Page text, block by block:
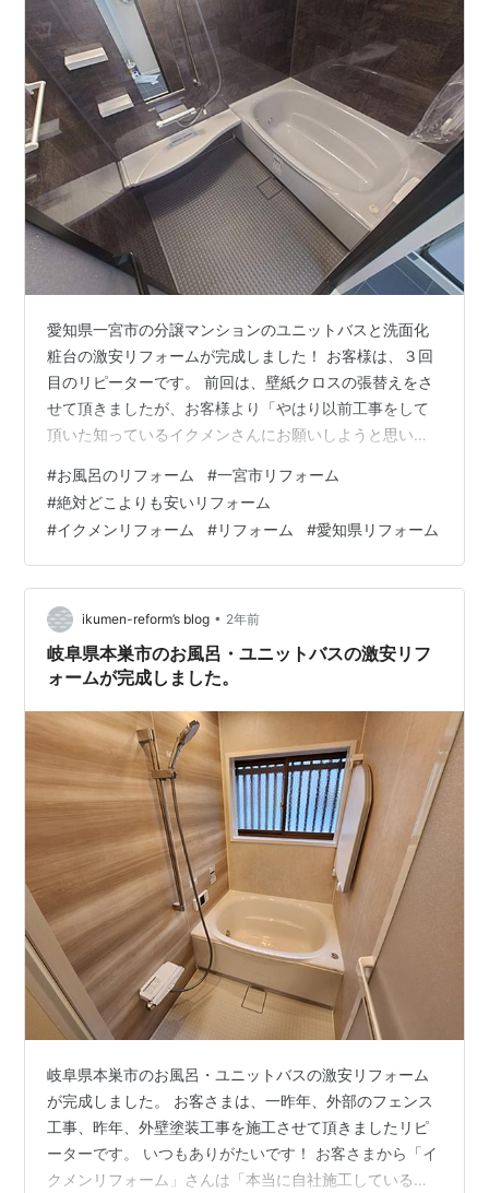
愛知県一宮市の分譲マンションのユニットバスと洗面化
粧台の激安リフォームが完成しました！ お客様は、３回
目のリピーターです。 前回は、壁紙クロスの張替えをさ
せて頂きましたが、お客様より「やはり以前工事をして
頂いた知っているイクメンさんにお願いしようと思いま
りがいです！ ランキング参加中ライフスタイル ランキン
グ参加中ライフスタイル ランキング参加中リノベーショ
ンブログ イクメンリフォームは「本当に自社施工」して
いる会社です。 施工中の現場や職人さんのすべてをオー
プンにすることでお客様の安心・安全を心がけていま
す。 「お風呂の完成」 お風呂、すご…
#お風呂のリフォーム #一宮市リフォーム
#絶対どこよりも安いリフォーム
#イクメンリフォーム #リフォーム #愛知県リフォーム
ikumen-reform’s blog • 2年前
岐阜県本巣市のお風呂・ユニットバスの激安リフ
ォームが完成しました。
岐阜県本巣市のお風呂・ユニットバスの激安リフォーム
が完成しました。 お客さまは、一昨年、外部のフェンス
工事、昨年、外壁塗装工事を施工させて頂きましたリピ
ーターです。 いつもありがたいです！ お客さまから「イ
クメンリフォーム」さんは「本当に自社施工している会